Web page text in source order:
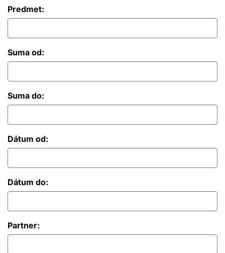
Predmet:
Suma od:
Suma do:
Dátum od:
Dátum do:
Partner: